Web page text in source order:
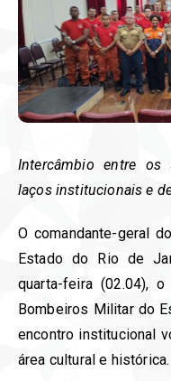
Intercâmbio entre os
laços institucionais e
O comandante-geral
Estado do Rio de
quarta-feira (02.04),
Bombeiros Militar do
encontro institucional
área cultural e histórica.